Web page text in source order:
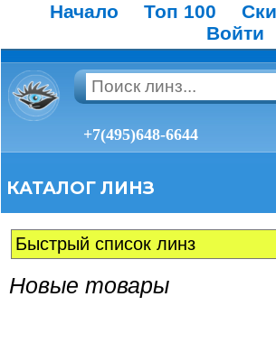
Начало Топ 100
Войти
+7(495)648-6644
КАТАЛОГ ЛИНЗ
Новые товары